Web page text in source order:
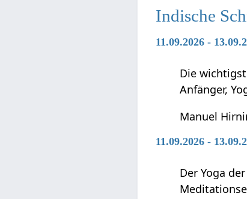
Indische
11.09.2026 -
Die
Anfänger,
Manuel
11.09.2026 -
Der Yoga